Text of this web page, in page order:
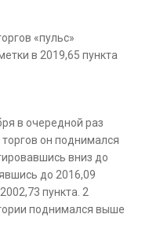
«пульс»
в 2019,65 пункта
в очередной раз
он поднимался
вниз до
до 2016,09
пункта. 2
поднимался выше